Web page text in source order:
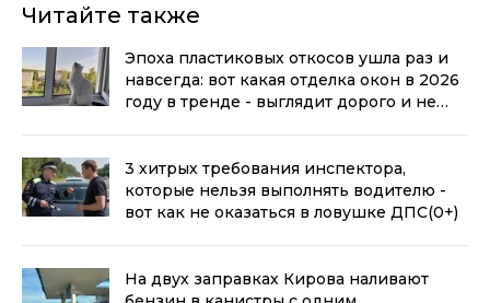
Читайте также
Эпоха пластиковых откосов ушла раз и
навсегда: вот какая отделка окон в 2026
году в тренде - выглядит дорого и не
3 хитрых требования инспектора,
которые нельзя выполнять водителю -
вот как не оказаться в ловушке ДПС(0+)
На двух заправках Кирова наливают